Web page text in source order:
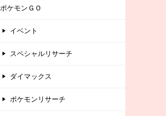
ポケモンＧＯ
イベント
スペシャルリサーチ
ダイマックス
ポケモンリサーチ